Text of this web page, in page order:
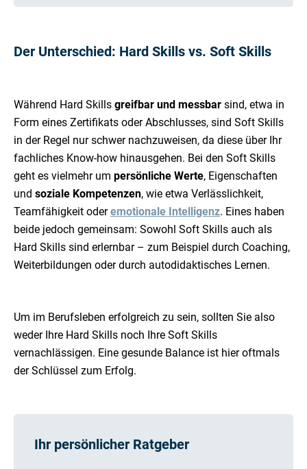
Der Unterschied: Hard Skills vs. Soft Skills
Während Hard Skills greifbar und messbar sind, etwa in
Form eines Zertifikats oder Abschlusses, sind Soft Skills
in der Regel nur schwer nachzuweisen, da diese über Ihr
fachliches Know-how hinausgehen. Bei den Soft Skills
geht es vielmehr um persönliche Werte, Eigenschaften
und soziale Kompetenzen, wie etwa Verlässlichkeit,
Teamfähigkeit oderemotionale Intelligenz. Eines haben
beide jedoch gemeinsam: Sowohl Soft Skills auch als
Hard Skills sind erlernbar – zum Beispiel durch Coaching,
Weiterbildungen oder durch autodidaktisches Lernen.
Um im Berufsleben erfolgreich zu sein, sollten Sie also
weder Ihre Hard Skills noch Ihre Soft Skills
vernachlässigen. Eine gesunde Balance ist hier oftmals
der Schlüssel zum Erfolg.
Ihr persönlicher Ratgeber